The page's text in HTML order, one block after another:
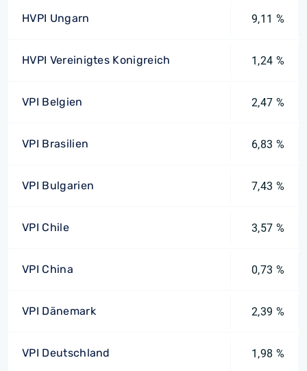
HVPI Ungarn 9,11 %
HVPI Vereinigtes Konigreich 1,24 %
VPI Belgien 2,47 %
VPI Brasilien 6,83 %
VPI Bulgarien 7,43 %
VPI Chile 3,57 %
VPI China 0,73 %
VPI Dänemark 2,39 %
VPI Deutschland 1,98 %